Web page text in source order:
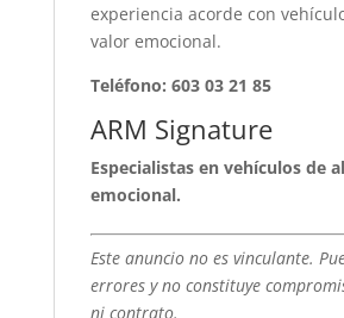
experiencia acorde con
valor emocional.
Teléfono: 603 03 21 85
ARM Signature
Especialistas en vehículos de
emocional.
Este anuncio no es vinculante.
errores y no constituye
ni contrato.